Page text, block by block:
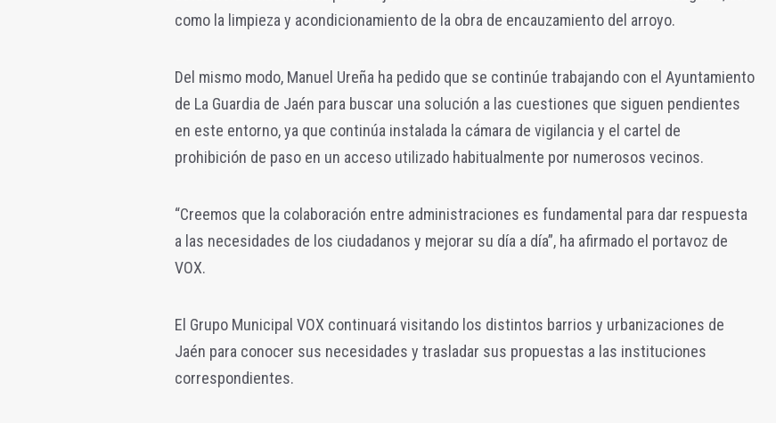
como la limpieza y acondicionamiento de la obra de encauzamiento del arroyo.
Del mismo modo, Manuel Ureña ha pedido que se continúe trabajando con el Ayuntamiento
de La Guardia de Jaén para buscar una solución a las cuestiones que siguen pendientes
en este entorno, ya que continúa instalada la cámara de vigilancia y el cartel de
prohibición de paso en un acceso utilizado habitualmente por numerosos vecinos.
“Creemos que la colaboración entre administraciones es fundamental para dar respuesta
a las necesidades de los ciudadanos y mejorar su día a día”, ha afirmado el portavoz de
VOX.
El Grupo Municipal VOX continuará visitando los distintos barrios y urbanizaciones de
Jaén para conocer sus necesidades y trasladar sus propuestas a las instituciones
correspondientes.